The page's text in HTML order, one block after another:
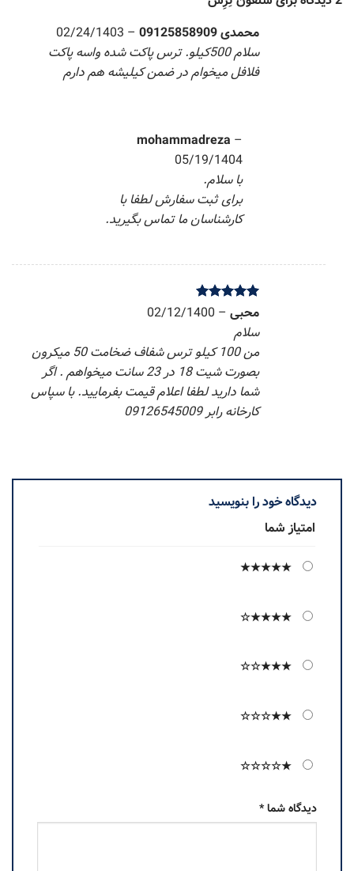
محمدی 09125858909
–
02/24/1403
سلام 500کیلو. ترس پاکت شده واسه پاکت
فلافل میخوام در ضمن کیلیشه هم دارم
mohammadreza –
05/19/1404
با سلام.
برای ثبت سفارش لطفا با
کارشناسان ما تماس بگیرید.
نمره 5از
محبی –
02/12/1400
سلام
من 100 کیلو ترس شفاف ضخامت 50 میکرون
بصورت شیت 18 در 23 سانت میخواهم . اگر
شما دارید لطفا اعلام قیمت بفرمایید. با سپاس
کارخانه رابر 09126545009
دیدگاه خود را بنویسید
امتیاز شما
★★★★★
★★★★☆
★★★☆☆
★★☆☆☆
★☆☆☆☆
دیدگاه شما*